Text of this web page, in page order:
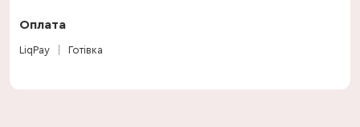
Оплата
LiqPay Готівка